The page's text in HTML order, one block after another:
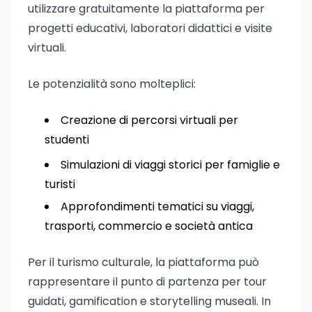
utilizzare gratuitamente la piattaforma per
progetti educativi, laboratori didattici e visite
virtuali.
Le potenzialità sono molteplici:
Creazione di percorsi virtuali per
studenti
Simulazioni di viaggi storici per famiglie e
turisti
Approfondimenti tematici su viaggi,
trasporti, commercio e società antica
Per il turismo culturale, la piattaforma può
rappresentare il punto di partenza per tour
guidati, gamification e storytelling museali. In